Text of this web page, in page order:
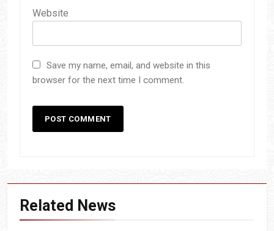
Website
Save my name, email, and website in this
browser for the next time I comment.
Related News